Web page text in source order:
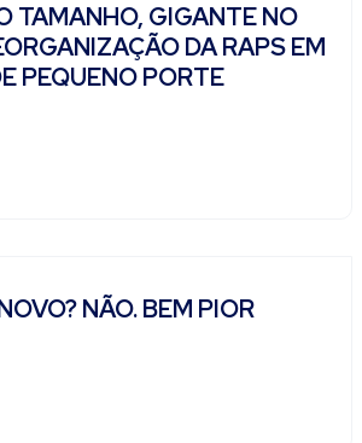
TAMANHO, GIGANTE NO
DA RAPS EM
PEQUENO PORTE
NÃO. BEM PIOR